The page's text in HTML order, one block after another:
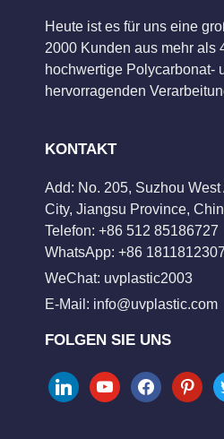
Heute ist es für uns eine
2000 Kunden aus mehr als
hochwertige Polycarbonat-
hervorragenden
KONTAKT
Add: No. 205, Suzhou
City, Jiangsu Province,
Telefon: +86 512 85186727
WhatsApp: +86
WeChat: uvplastic2003
E-Mail: info@uvplastic.com
FOLGEN SIE UNS
linkedinyoutubefacebook